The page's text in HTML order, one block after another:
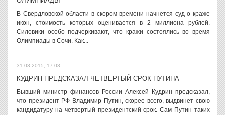
В Свердловской области в скором времени начнется суд о краже
икон, стоимость которых оценивается в 2 миллиона рублей.
Силовики особо подчеркивают, что кражи состоялись во время
Олимпиады в Сочи. Как...
31.03.2015, 17:03
КУДРИН ПРЕДСКАЗАЛ ЧЕТВЕРТЫЙ СРОК ПУТИНА
Бывший министр финансов России Алексей Кудрин предсказал,
что президент РФ Владимир Путин, скорее всего, выдвинет свою
кандидатуру на четвертый президентский срок. Сам Путин таких